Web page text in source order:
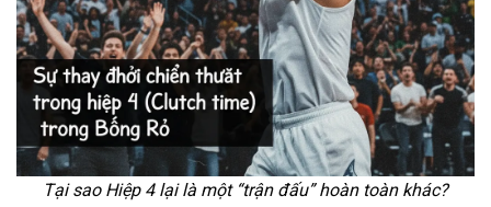
Tại sao Hiệp 4 lại là một “trận đấu” hoàn toàn khác?